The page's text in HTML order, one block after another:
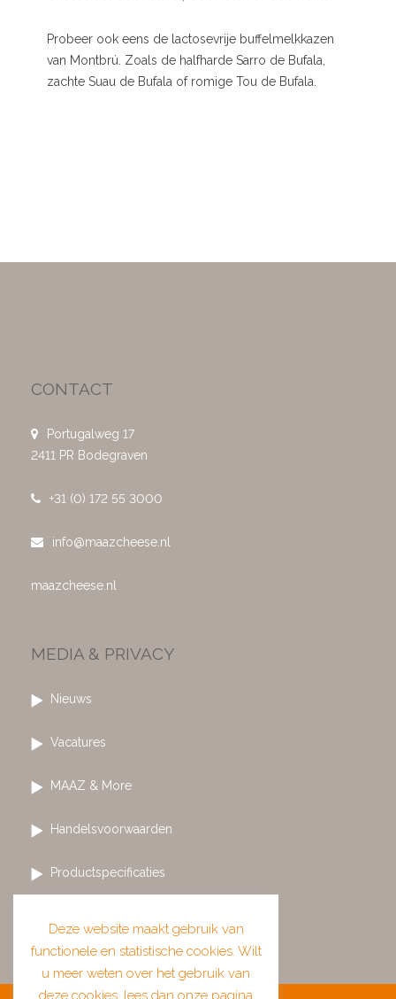
Probeer ook eens de lactosevrije buffelmelkkazen
van Montbrú. Zoals de halfharde Sarro de Bufala,
zachte Suau de Bufala of romige Tou de Bufala.
CONTACT
Portugalweg 17
2411 PR Bodegraven
+31 (0) 172 55 3000
info@maazcheese.nl
maazcheese.nl
MEDIA & PRIVACY
Nieuws
Vacatures
MAAZ & More
Handelsvoorwaarden
Productspecificaties
Deze website maakt gebruik van
functionele en statistische cookies. Wilt
u meer weten over het gebruik van
deze cookies, lees dan onze pagina